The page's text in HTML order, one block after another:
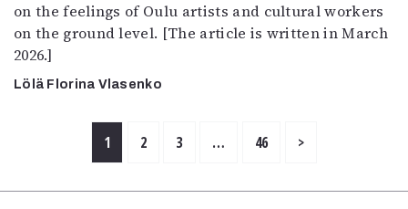
on the feelings of Oulu artists and cultural workers
on the ground level. [The article is written in March
2026.]
Lölä Florina Vlasenko
1 2 3 … 46 >